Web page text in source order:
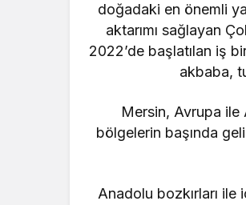
doğadaki en önemli
aktarımı sağlayan
2022’de başlatılan iş
akbaba,
Mersin, Avrupa
bölgelerin başında
Anadolu bozkırları